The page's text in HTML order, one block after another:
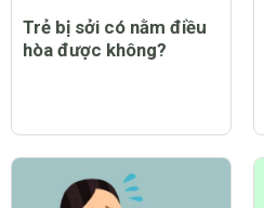
Trẻ bị sởi có nằm điều
hòa được không?